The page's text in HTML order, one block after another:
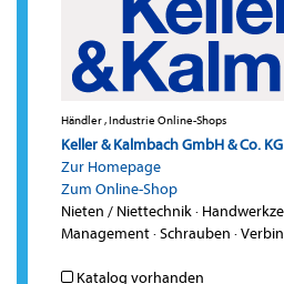
Händler , Industrie Online-Shops
Keller & Kalmbach GmbH & Co. KG
Zur Homepage
Zum Online-Shop
Nieten / Niettechnik·
Management·Schrauben ·
Katalog vorhanden